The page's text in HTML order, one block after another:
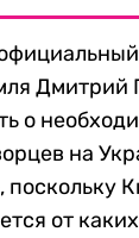
Дмитрий
о
на
от